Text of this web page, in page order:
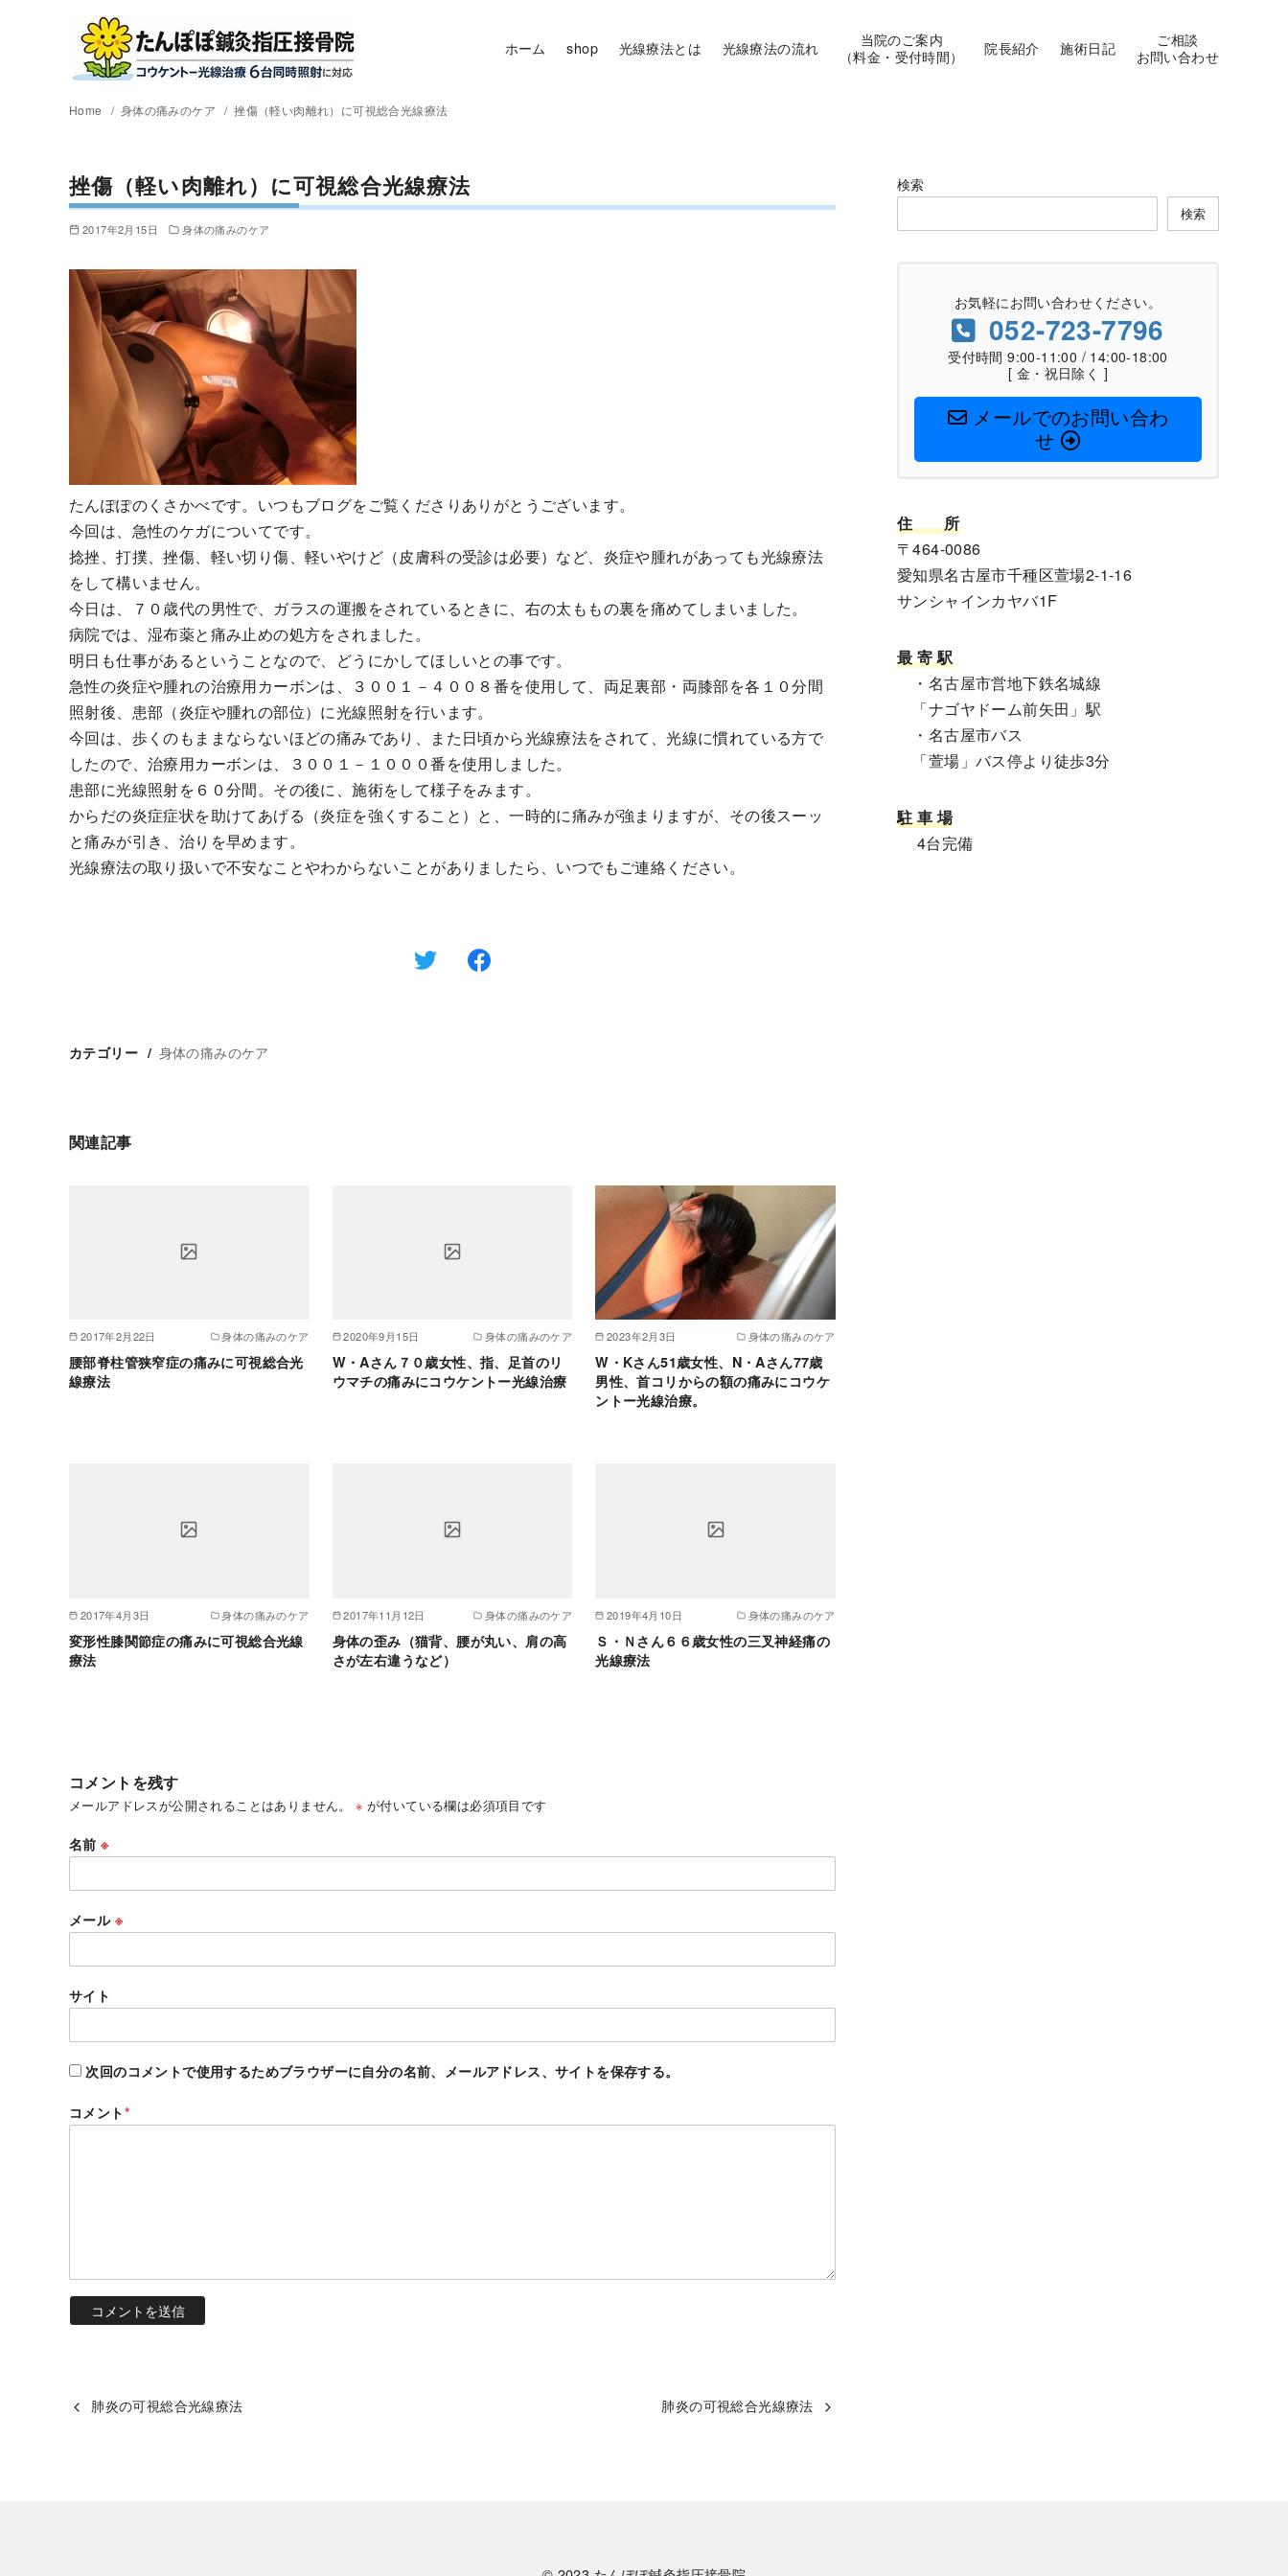
ホーム shop 光線療法とは 光線療法の流れ
当院のご案内
（料金・受付時間）
院長紹介 施術日記
ご相談
お問い合わせ
Home 身体の痛みのケア 挫傷（軽い肉離れ）に可視総合光線療法
挫傷（軽い肉離れ）に可視総合光線療法
2017年2月15日 身体の痛みのケア
たんぽぽのくさかべです。いつもブログをご覧くださりありがとうございます。
今回は、急性のケガについてです。
捻挫、打撲、挫傷、軽い切り傷、軽いやけど（皮膚科の受診は必要）など、炎症や腫れがあっても光線療法
をして構いません。
今日は、７０歳代の男性で、ガラスの運搬をされているときに、右の太ももの裏を痛めてしまいました。
病院では、湿布薬と痛み止めの処方をされました。
明日も仕事があるということなので、どうにかしてほしいとの事です。
急性の炎症や腫れの治療用カーボンは、３００１－４００８番を使用して、両足裏部・両膝部を各１０分間
照射後、患部（炎症や腫れの部位）に光線照射を行います。
今回は、歩くのもままならないほどの痛みであり、また日頃から光線療法をされて、光線に慣れている方で
したので、治療用カーボンは、３００１－１０００番を使用しました。
患部に光線照射を６０分間。その後に、施術をして様子をみます。
からだの炎症症状を助けてあげる（炎症を強くすること）と、一時的に痛みが強まりますが、その後スーッ
と痛みが引き、治りを早めます。
光線療法の取り扱いで不安なことやわからないことがありましたら、いつでもご連絡ください。
カテゴリー 身体の痛みのケア
関連記事
2017年2月22日 身体の痛みのケア
腰部脊柱管狭窄症の痛みに可視総合光
線療法
2020年9月15日 身体の痛みのケア
W・Aさん７０歳女性、指、足首のリ
ウマチの痛みにコウケントー光線治療
2023年2月3日 身体の痛みのケア
W・Kさん51歳女性、N・Aさん77歳
男性、首コリからの額の痛みにコウケ
ントー光線治療。
2017年4月3日 身体の痛みのケア
変形性膝関節症の痛みに可視総合光線
療法
2017年11月12日 身体の痛みのケア
身体の歪み（猫背、腰が丸い、肩の高
さが左右違うなど）
2019年4月10日 身体の痛みのケア
Ｓ・Ｎさん６６歳女性の三叉神経痛の
光線療法
コメントを残す
メールアドレスが公開されることはありません。 ※ が付いている欄は必須項目です
名前※
メール ※
サイト
次回のコメントで使用するためブラウザーに自分の名前、メールアドレス、サイトを保存する。
コメント*
肺炎の可視総合光線療法 肺炎の可視総合光線療法
検索
検索
お気軽にお問い合わせください。
052-723-7796
受付時間 9:00-11:00 / 14:00-18:00
[ 金・祝日除く ]
メールでのお問い合わ
せ
住
所
〒464-0086
愛知県名古屋市千種区萱場2-1-16
サンシャインカヤバ1F
最 寄 駅
・名古屋市営地下鉄名城線
「ナゴヤドーム前矢田」駅
・名古屋市バス
「萱場」バス停より徒歩3分
駐 車 場
4台完備